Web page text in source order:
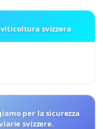
svizzera
per la sicurezza
svizzere.